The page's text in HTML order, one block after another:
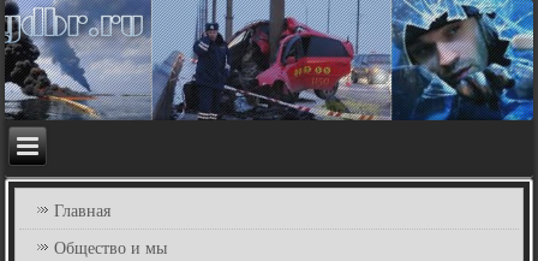
Главная
Общество и мы